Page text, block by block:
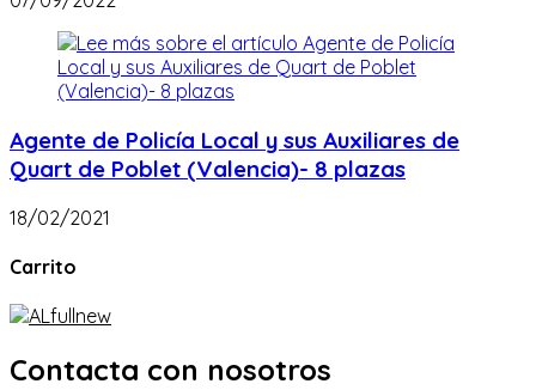
Agente de Policía Local y sus Auxiliares de
Quart de Poblet (Valencia)- 8 plazas
18/02/2021
Carrito
Contacta con nosotros